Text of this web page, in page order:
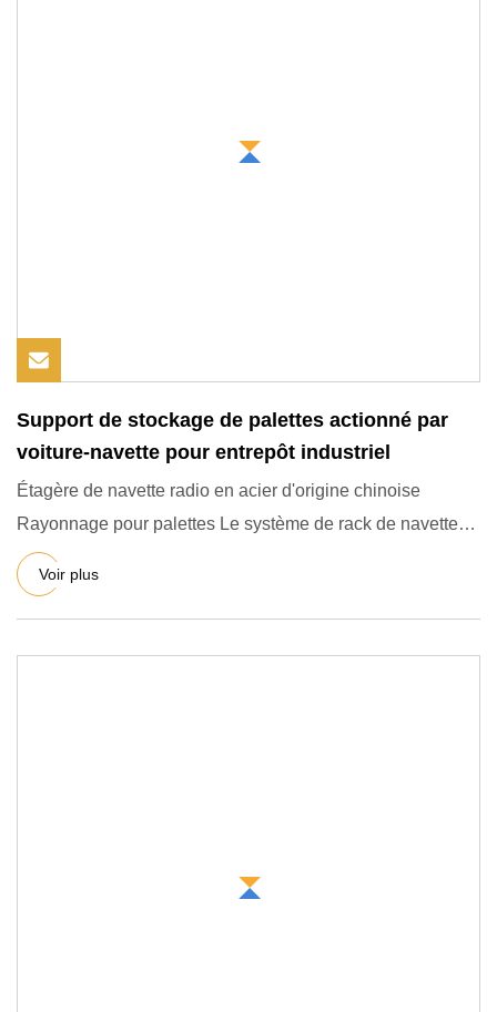
Support de stockage de palettes actionné par
voiture-navette pour entrepôt industriel
Étagère de navette radio en acier d'origine chinoise
Rayonnage pour palettes Le système de rack de navette
est un systè
Voir plus